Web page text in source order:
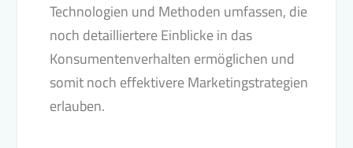
Technologien und Methoden umfassen, die
noch detailliertere Einblicke in das
Konsumentenverhalten ermöglichen und
somit noch effektivere Marketingstrategien
erlauben.